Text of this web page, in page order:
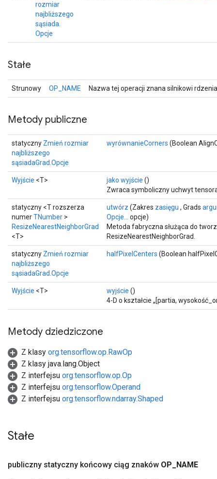
rozmiar
najbliższego
sąsiada.
Opcje
Stałe
Strunowy OP_NAME Nazwa tej operacji znana silnikowi
Metody publiczne
statyczny Zmień rozmiar
najbliższego
sąsiadaGrad.Opcje
wyrównanieCorners (Boolean
Wyjście <T> jako wyjście ()
Zwraca symboliczny uchwyt
statyczny <T rozszerza
numerTNumber >
ResizeNearestNeighborGrad
<T>
utwórz (Zakres zasięgu , Grads
Opcje...
opcje)
Metoda fabryczna służąca do
ResizeNearestNeighborGrad.
statyczny Zmień rozmiar
najbliższego
sąsiadaGrad.Opcje
halfPixelCenters (Boolean
Wyjście <T> wyjście ()
4-D o kształcie „[partia,
Metody dziedziczone
Z klasy org.tensorflow.op.RawOp
Z klasy java.lang.Object
Z interfejsu org.tensorflow.op.Op
Z interfejsu org.tensorflow.Operand
Z interfejsu org.tensorflow.ndarray.Shaped
Stałe
publiczny statyczny końcowy ciąg znaków OP NAME